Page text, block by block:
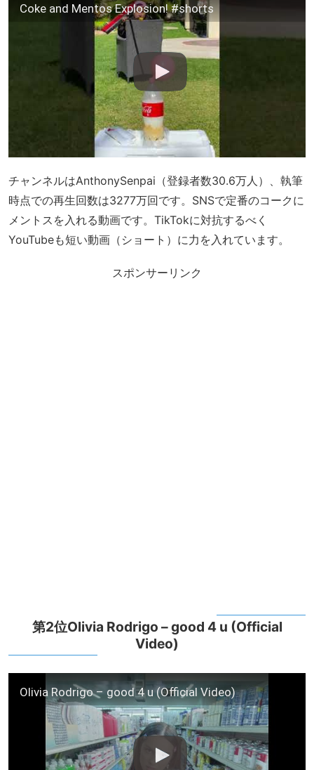
Coke and Mentos Explosion! #shorts
チャンネルはAnthonySenpai（登録者数30.6万人）、執筆
時点での再生回数は3277万回です。SNSで定番のコークに
メントスを入れる動画です。TikTokに対抗するべく
YouTubeも短い動画（ショート）に力を入れています。
スポンサーリンク
第2位Olivia Rodrigo – good 4 u (Official
Video)
Olivia Rodrigo – good 4 u (Official Video)